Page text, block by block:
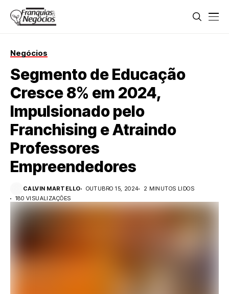
Negócios
Segmento de Educação
Cresce 8% em 2024,
Impulsionado pelo
Franchising e Atraindo
Professores
Empreendedores
CALVIN MARTELLO OUTUBRO 15, 2024
2 MINUTOS LIDOS
180 VISUALIZAÇÕES